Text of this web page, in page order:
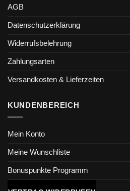
AGB
Datenschutzerklärung
Widerrufsbelehrung
Zahlungsarten
Versandkosten & Lieferzeiten
KUNDENBEREICH
Mein Konto
Meine Wunschliste
Bonuspunkte Programm